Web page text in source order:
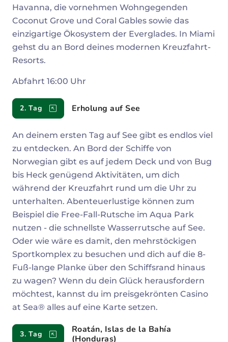
Havanna, die vornehmen Wohngegenden
Coconut Grove und Coral Gables sowie das
einzigartige Ökosystem der Everglades. In Miami
gehst du an Bord deines modernen Kreuzfahrt-
Resorts.
Abfahrt 16:00 Uhr
2. Tag Erholung auf See
An deinem ersten Tag auf See gibt es endlos viel
zu entdecken. An Bord der Schiffe von
Norwegian gibt es auf jedem Deck und von Bug
bis Heck genügend Aktivitäten, um dich
während der Kreuzfahrt rund um die Uhr zu
unterhalten. Abenteuerlustige können zum
Beispiel die Free-Fall-Rutsche im Aqua Park
nutzen - die schnellste Wasserrutsche auf See.
Oder wie wäre es damit, den mehrstöckigen
Sportkomplex zu besuchen und dich auf die 8-
Fuß-lange Planke über den Schiffsrand hinaus
zu wagen? Wenn du dein Glück herausfordern
möchtest, kannst du im preisgekrönten Casino
at Sea® alles auf eine Karte setzen.
3. Tag
Roatán, Islas de la Bahía
(Honduras)